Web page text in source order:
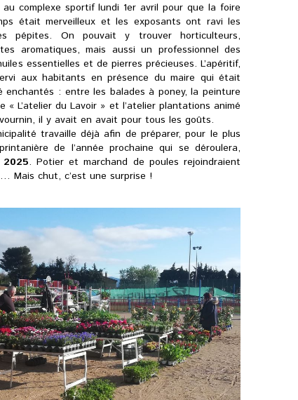
complexe sportif lundi 1er avril pour que la foire
était merveilleux et les exposants ont ravi les
pépites. On pouvait y trouver horticulteurs,
aromatiques, mais aussi un professionnel des
essentielles et de pierres précieuses. L’apéritif,
aux habitants en présence du maire qui était
: entre les balades à poney, la peinture
« L’atelier du Lavoir » et l’atelier plantations animé
il y avait en avait pour tous les goûts.
travaille déjà afin de préparer, pour le plus
de l’année prochaine qui se déroulera,
. Potier et marchand de poules rejoindraient
Mais chut, c’est une surprise !